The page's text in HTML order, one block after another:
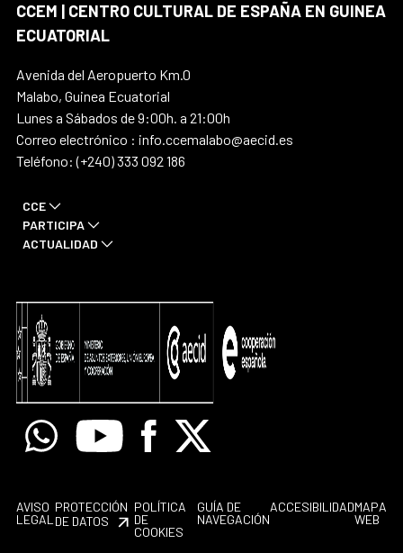
CCEM | CENTRO CULTURAL DE ESPAÑA EN GUINEA
ECUATORIAL
Avenida del Aeropuerto Km.0
Malabo, Guinea Ecuatorial
Lunes a Sábados de 9:00h. a 21:00h
Correo electrónico : info.ccemalabo@aecid.es
Teléfono: (+240) 333 092 186
CCE
PARTICIPA
ACTUALIDAD
WhatsappYoutube Facebook
X
AVISO
LEGAL
PROTECCIÓN
DE DATOS
POLÍTICA
DE
COOKIES
GUÍA DE
NAVEGACIÓN
ACCESIBILIDADMAPA
WEB